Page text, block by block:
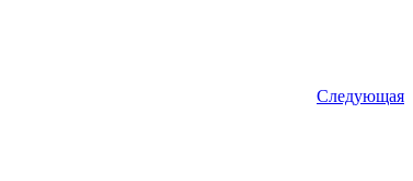
Следующая